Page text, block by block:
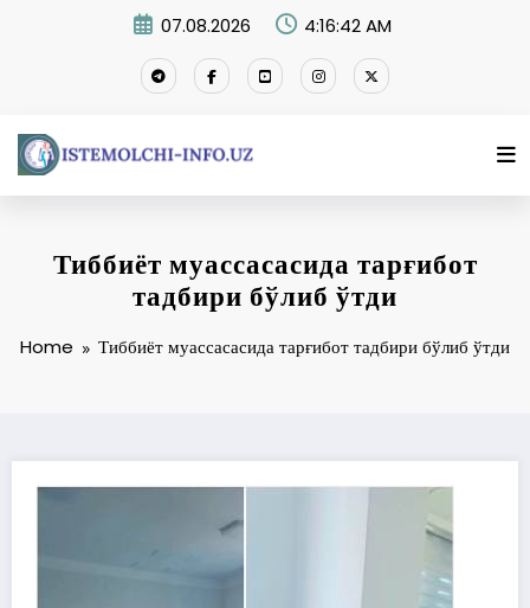
07.08.2026 4:16:42 AM
Тиббиёт муассасасида тарғибот
тадбири бўлиб ўтди
Home Тиббиёт муассасасида тарғибот тадбири бўлиб ўтди